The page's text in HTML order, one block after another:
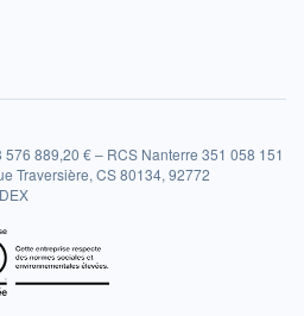
889,20 € – RCS Nanterre 351 058 151
Traversière, CS 80134, 92772